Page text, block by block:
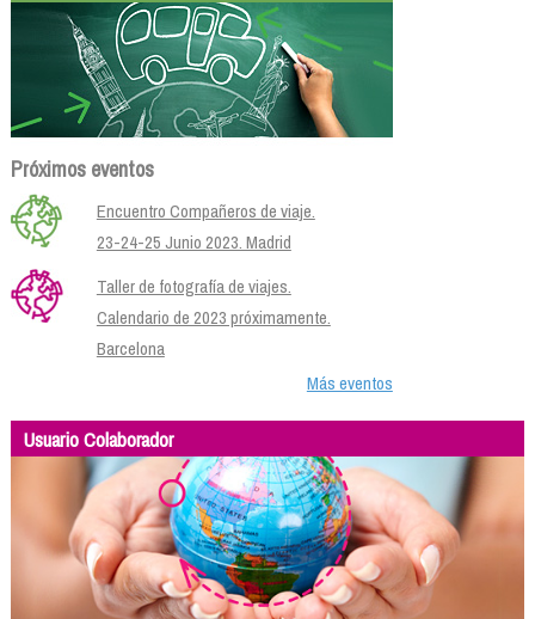
Próximos eventos
Encuentro Compañeros de viaje.
23-24-25 Junio 2023. Madrid
Taller de fotografía de viajes.
Calendario de 2023 próximamente.
Barcelona
Más eventos
Usuario Colaborador